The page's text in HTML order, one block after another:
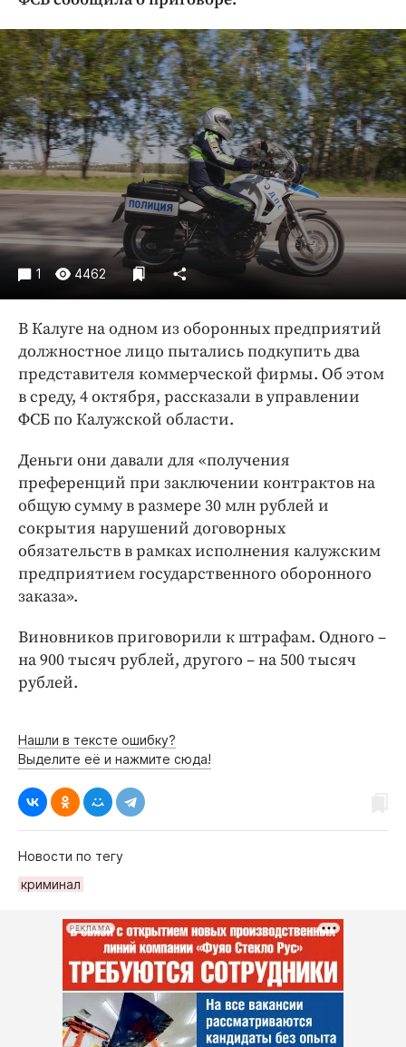
Криминал
Культура
Недвижимость и ЖКХ
Образование
Общество
Погода
Праздники
Происшествия
Спорт
Экономика и бизнес
Блоги
Издания
Медиаперсона
Интересное чтиво
Бренд года
Работодатель года
1 4462
В Калуге на одном из оборонных предприятий
должностное лицо пытались подкупить два
представителя коммерческой фирмы. Об этом
в среду, 4 октября, рассказали в управлении
ФСБ по Калужской области.
Деньги они давали для «получения
преференций при заключении контрактов на
общую сумму в размере 30 млн рублей и
сокрытия нарушений договорных
обязательств в рамках исполнения калужским
предприятием государственного оборонного
заказа».
Виновников приговорили к штрафам. Одного –
на 900 тысяч рублей, другого – на 500 тысяч
рублей.
Нашли в тексте ошибку?
Выделите её и нажмите сюда!
Новости по тегу
криминал
РЕКЛАМА